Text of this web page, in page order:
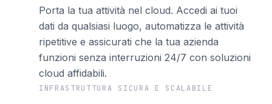
Porta la tua attività nel cloud. Accedi ai tuoi
dati da qualsiasi luogo, automatizza le attività
ripetitive e assicurati che la tua azienda
funzioni senza interruzioni 24/7 con soluzioni
cloud affidabili.
INFRASTRUTTURA SICURA E SCALABILE